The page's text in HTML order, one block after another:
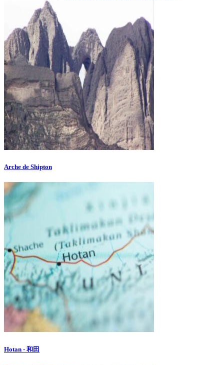
Demande d’info
09 83 07 44 60
Arche de Shipton
Hotan - 和田